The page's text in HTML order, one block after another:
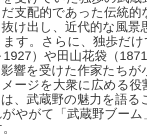
支配的であった伝統的
け出し、近代的な風
す。さらに、独歩だ
）や田山花袋（
響を受けた作家たちが
ージを大衆に広める
、武蔵野の魅力を語る
やがて「武蔵野ブー